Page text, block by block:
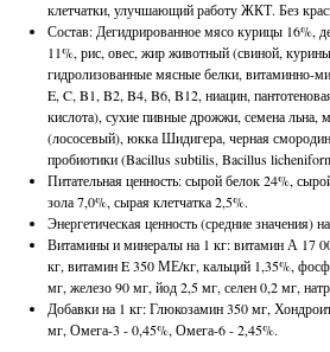
клетчатки, улучшающий работу ЖКТ. Без
Состав: Дегидрированное мясо курицы 16%,
11%, рис, овес, жир животный (свиной,
гидролизованные мясные белки, витаминно-
E, C, B1, B2, B4, B6, B12, ниацин,
кислота), сухие пивные дрожжи, семена льна,
(лососевый), юкка Шидигера, черная
пробиотики (Bacillus subtilis, Bacillus
Питательная ценность: сырой белок 24%,
зола 7,0%, сырая клетчатка 2,5%.
Энергетическая ценность (средние значения)
Витамины и минералы на 1 кг: витамин А 17
кг, витамин E 350 МЕ/кг, кальций 1,35%,
мг, железо 90 мг, йод 2,5 мг, селен 0,2 мг,
Добавки на 1 кг: Глюкозамин 350 мг,
мг, Омега-3 - 0,45%, Омега-6 - 2,45%.